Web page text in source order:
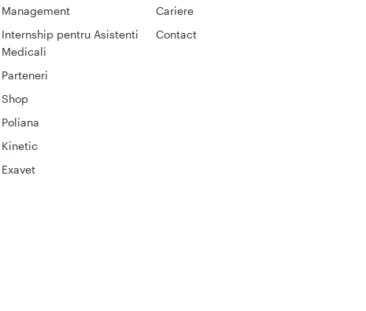
Cariere
Contact
Management
Internship pentru Asistenti
Medicali
Parteneri
Shop
Poliana
Kinetic
Exavet